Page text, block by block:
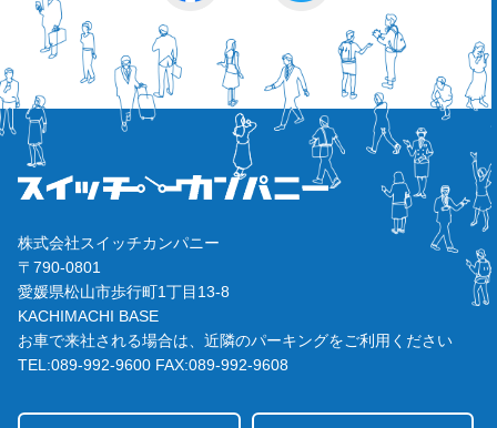
株式会社スイッチカンパニー
〒790-0801
愛媛県松山市歩行町1丁目13-8
KACHIMACHI BASE
お車で来社される場合は、近隣のパーキングをご利用ください
TEL:089-992-9600 FAX:089-992-9608